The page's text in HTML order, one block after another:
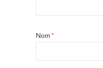
Nom *